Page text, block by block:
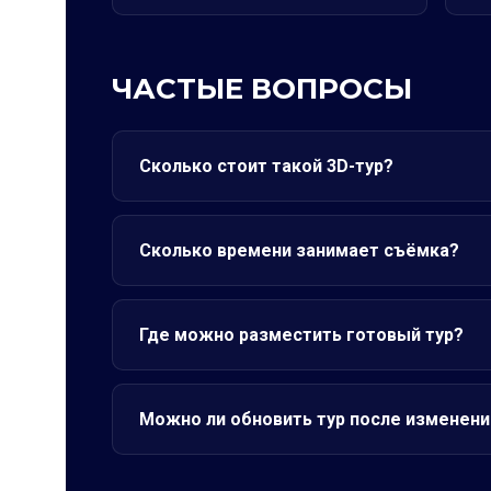
ЧАСТЫЕ ВОПРОСЫ
Сколько стоит такой 3D-тур?
Сколько времени занимает съёмка?
Где можно разместить готовый тур?
Можно ли обновить тур после